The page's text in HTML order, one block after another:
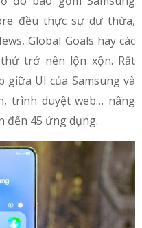
đều thực sự dư thừa,
Global Goals hay các
trở nên lộn xộn. Rất
UI của Samsung và
trình duyệt web… nâng
đến 45 ứng dụng.